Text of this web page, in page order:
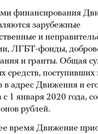
финансирования
зарубежные
и
ЛГБТ-фонды,
и гранты. Общая
средств, поступивших
в адрес Движения и
с 1 января 2020 года,
рублей.
время Движение